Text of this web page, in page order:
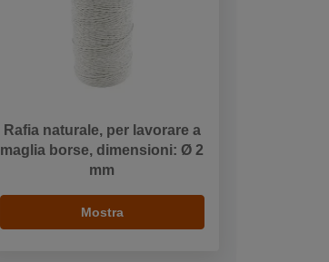
Rafia naturale, per lavorare a
maglia borse, dimensioni: Ø 2
mm
Mostra